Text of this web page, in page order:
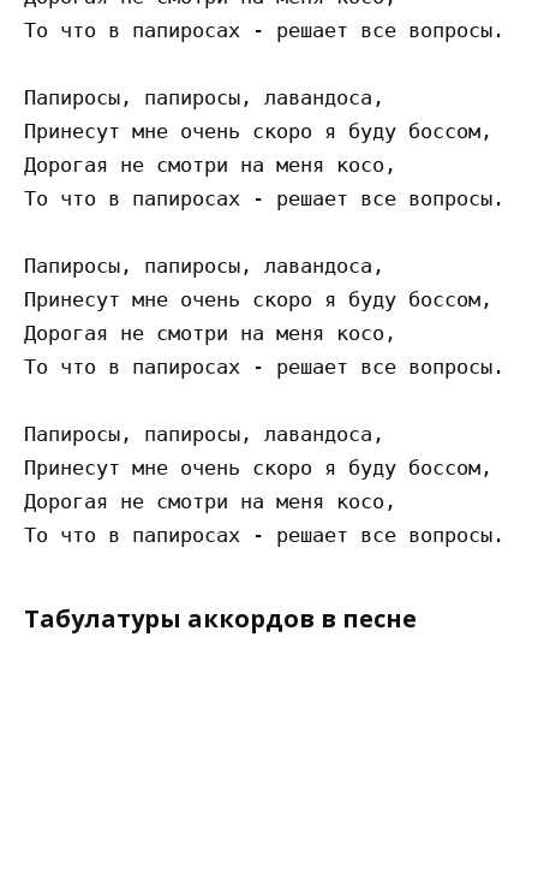
То что в папиросах - решает все вопросы.
Папиросы, папиросы, лавандоса,
Принесут мне очень скоро я буду боссом,
Дорогая не смотри на меня косо,
То что в папиросах - решает все вопросы.
Папиросы, папиросы, лавандоса,
Принесут мне очень скоро я буду боссом,
Дорогая не смотри на меня косо,
То что в папиросах - решает все вопросы.
Папиросы, папиросы, лавандоса,
Принесут мне очень скоро я буду боссом,
Дорогая не смотри на меня косо,
Табулатуры аккордов в песне